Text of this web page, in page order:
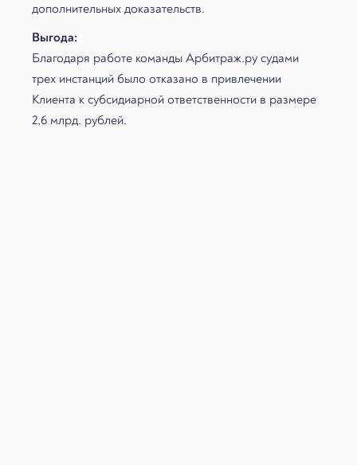
дополнительных доказательств.
Выгода:
Благодаря работе команды Арбитраж.ру судами
трех инстанций было отказано в привлечении
Клиента к субсидиарной ответственности в размере
2,6 млрд. рублей.